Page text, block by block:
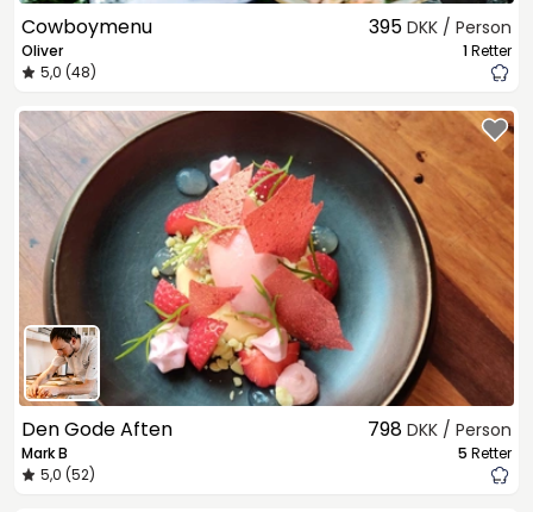
Cowboymenu
Oliver
5,0 (48)
395 DKK / Person
1Retter
Den Gode Aften
Mark B
5,0 (52)
798 DKK / Person
5 Retter